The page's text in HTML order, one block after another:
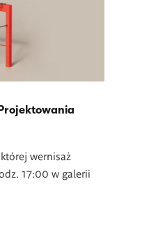
wernisaż
17:00 w galerii